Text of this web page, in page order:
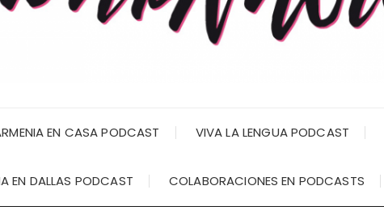
EN CASA PODCAST VIVA LA LENGUA PODCAST
EN DALLAS PODCAST COLABORACIONES EN PODCASTS